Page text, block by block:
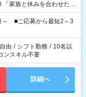
い」 「できれば残業はし
※Wワーク希望
時間と、もう1つのお仕事
場合は応募できません。
～ ■ご応募から最短2～3
由 / シフト勤務 / 10名以
ンスキル不要
詳細へ